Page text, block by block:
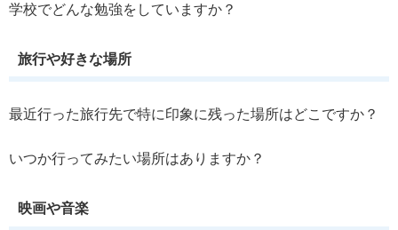
学校でどんな勉強をしていますか？
旅行や好きな場所
最近行った旅行先で特に印象に残った場所はどこですか？
いつか行ってみたい場所はありますか？
映画や音楽